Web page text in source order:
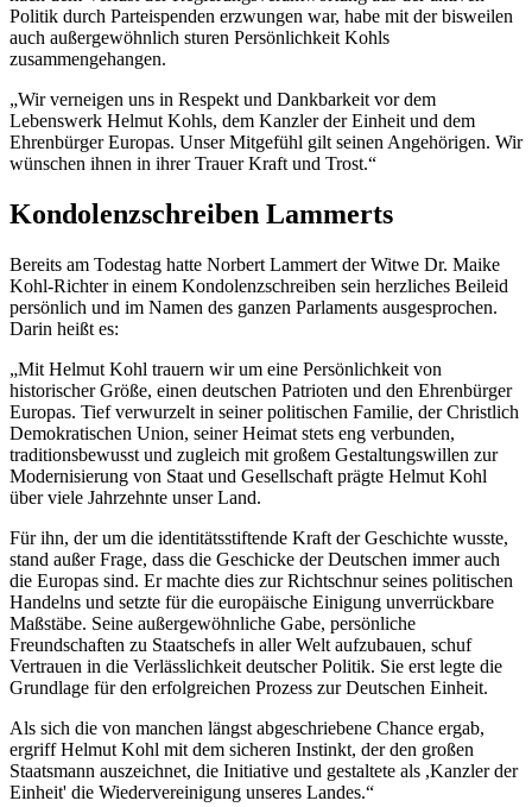
Politik durch Parteispenden erzwungen war, habe mit der bisweilen
auch außergewöhnlich sturen Persönlichkeit Kohls
zusammengehangen.
„Wir verneigen uns in Respekt und Dankbarkeit vor dem
Lebenswerk Helmut Kohls, dem Kanzler der Einheit und dem
Ehrenbürger Europas. Unser Mitgefühl gilt seinen Angehörigen. Wir
wünschen ihnen in ihrer Trauer Kraft und Trost.“
Kondolenzschreiben Lammerts
Bereits am Todestag hatte Norbert Lammert der Witwe Dr. Maike
Kohl-Richter in einem Kondolenzschreiben sein herzliches Beileid
persönlich und im Namen des ganzen Parlaments ausgesprochen.
Darin heißt es:
„Mit Helmut Kohl trauern wir um eine Persönlichkeit von
historischer Größe, einen deutschen Patrioten und den Ehrenbürger
Europas. Tief verwurzelt in seiner politischen Familie, der Christlich
Demokratischen Union, seiner Heimat stets eng verbunden,
traditionsbewusst und zugleich mit großem Gestaltungswillen zur
Modernisierung von Staat und Gesellschaft prägte Helmut Kohl
über viele Jahrzehnte unser Land.
Für ihn, der um die identitätsstiftende Kraft der Geschichte wusste,
stand außer Frage, dass die Geschicke der Deutschen immer auch
die Europas sind. Er machte dies zur Richtschnur seines politischen
Handelns und setzte für die europäische Einigung unverrückbare
Maßstäbe. Seine außergewöhnliche Gabe, persönliche
Freundschaften zu Staatschefs in aller Welt aufzubauen, schuf
Vertrauen in die Verlässlichkeit deutscher Politik. Sie erst legte die
Grundlage für den erfolgreichen Prozess zur Deutschen Einheit.
Als sich die von manchen längst abgeschriebene Chance ergab,
ergriff Helmut Kohl mit dem sicheren Instinkt, der den großen
Staatsmann auszeichnet, die Initiative und gestaltete als ,Kanzler der
Einheit' die Wiedervereinigung unseres Landes.“